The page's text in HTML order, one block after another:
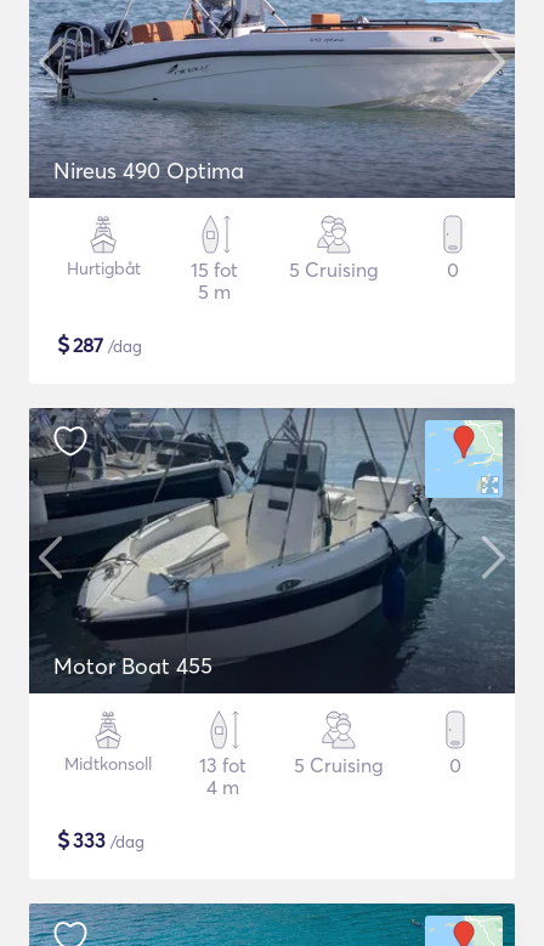
Nireus 490 Optima
Hurtigbåt
15 fot
5 m
5 Cruising 0
$287 /dag
Motor Boat 455
Midtkonsoll
13 fot
4 m
5 Cruising 0
$333 /dag